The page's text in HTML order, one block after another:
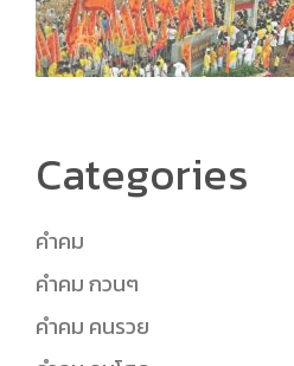
Categories
คำคม
คำคม กวนๆ
คำคม คนรวย